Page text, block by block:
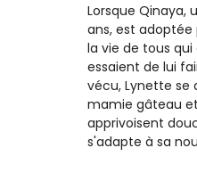
Lorsque Qinaya,
ans, est
la vie de tous
essaient de lui
vécu, Lynette se
mamie gâteau
apprivoisent
s'adapte à sa